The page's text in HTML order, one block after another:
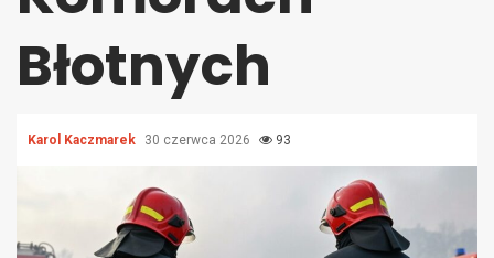
Błotnych
Karol Kaczmarek 30 czerwca 2026 93